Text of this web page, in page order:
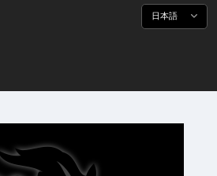
日本語